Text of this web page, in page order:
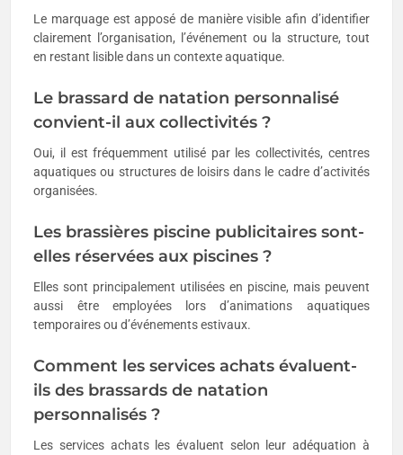
Le marquage est apposé de manière visible afin d’identifier
clairement l’organisation, l’événement ou la structure, tout
en restant lisible dans un contexte aquatique.
Le brassard de natation personnalisé
convient-il aux collectivités ?
Oui, il est fréquemment utilisé par les collectivités, centres
aquatiques ou structures de loisirs dans le cadre d’activités
organisées.
Les brassières piscine publicitaires sont-
elles réservées aux piscines ?
Elles sont principalement utilisées en piscine, mais peuvent
aussi être employées lors d’animations aquatiques
temporaires ou d’événements estivaux.
Comment les services achats évaluent-
ils des brassards de natation
personnalisés ?
Les services achats les évaluent selon leur adéquation à